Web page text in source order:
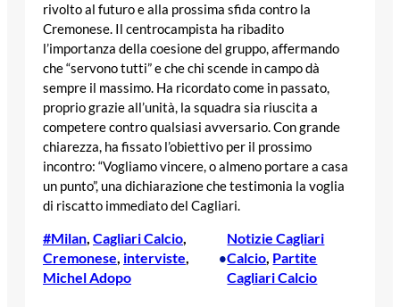
rivolto al futuro e alla prossima sfida contro la
Cremonese. Il centrocampista ha ribadito
l’importanza della coesione del gruppo, affermando
che “servono tutti” e che chi scende in campo dà
sempre il massimo. Ha ricordato come in passato,
proprio grazie all’unità, la squadra sia riuscita a
competere contro qualsiasi avversario. Con grande
chiarezza, ha fissato l’obiettivo per il prossimo
incontro: “Vogliamo vincere, o almeno portare a casa
un punto”, una dichiarazione che testimonia la voglia
di riscatto immediato del Cagliari.
#Milan, Cagliari Calcio
Cremonese, interviste
Michel Adopo
•
Notizie Cagliari
Calcio, Partite
Cagliari Calcio